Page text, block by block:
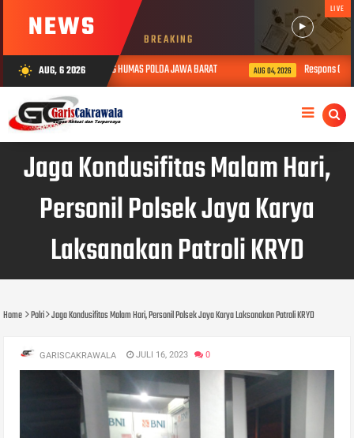
NEWS BREAKING
LIVE
wb_sunny AUG, 6 2026
KEHUMASAN BIDANG HUMAS POLDA JAWA BARAT AUG 04, 2026 Respons Cepat
Jaga Kondusifitas Malam Hari,
Personil Polsek Jaya Karya
Laksanakan Patroli KRYD
Home Polri Jaga Kondusifitas Malam Hari, Personil Polsek Jaya Karya Laksanakan Patroli KRYD
GARISCAKRAWALA JULI 16, 2023 0